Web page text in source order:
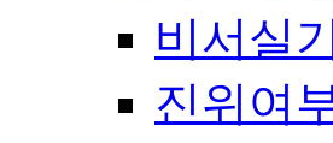
비서실
진위여